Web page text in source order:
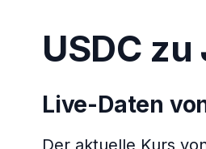
USDC
Live-Daten
Der aktuelle Kurs